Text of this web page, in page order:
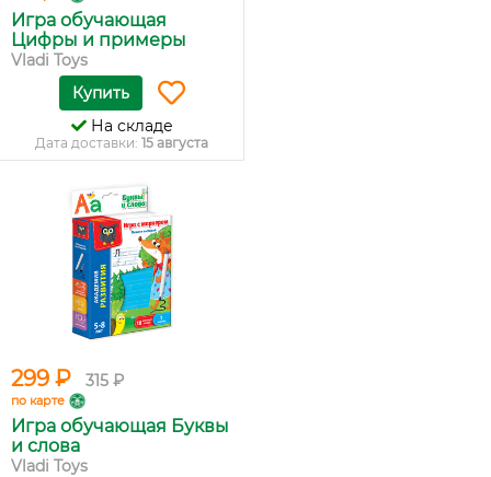
Игра обучающая
Цифры и примеры
Vladi Toys
Купить
На складе
Дата доставки: 15 августа
299 ₽ 315 ₽
по карте
Игра обучающая Буквы
и слова
Vladi Toys